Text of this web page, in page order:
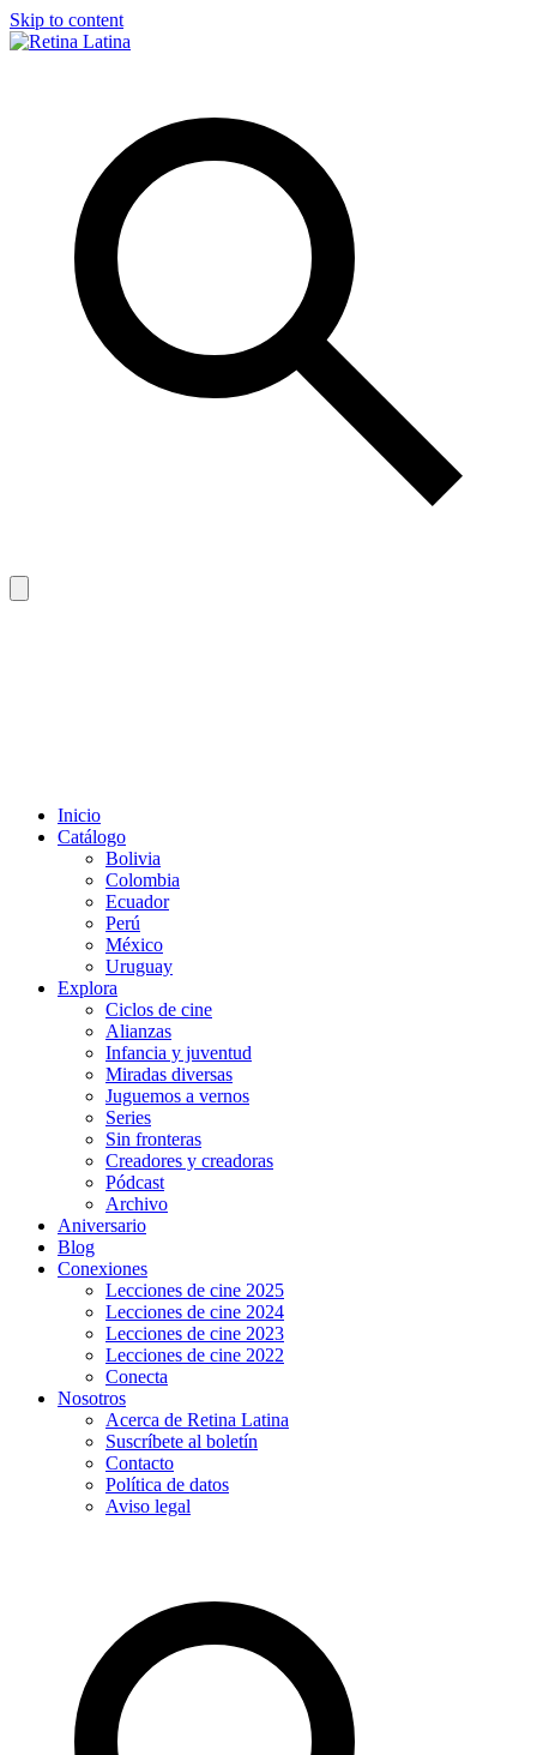
Skip to content
Inicio
Catálogo
Bolivia
Colombia
Ecuador
Perú
México
Uruguay
Explora
Ciclos de cine
Alianzas
Infancia y juventud
Miradas diversas
Juguemos a vernos
Series
Sin fronteras
Creadores y creadoras
Pódcast
Archivo
Aniversario
Blog
Conexiones
Lecciones de cine 2025
Lecciones de cine 2024
Lecciones de cine 2023
Lecciones de cine 2022
Conecta
Nosotros
Acerca de Retina Latina
Suscríbete al boletín
Contacto
Política de datos
Aviso legal